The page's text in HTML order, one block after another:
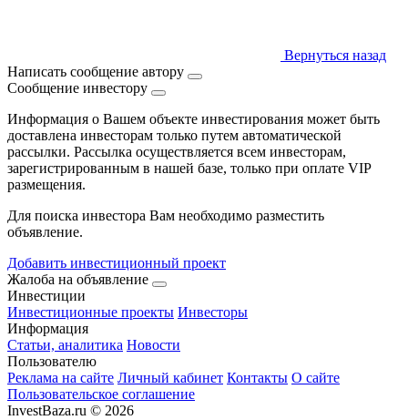
Вернуться назад
Написать сообщение автору
Сообщение инвестору
Информация о Вашем объекте инвестирования может быть
доставлена инвесторам только путем автоматической
рассылки. Рассылка осуществляется всем инвесторам,
зарегистрированным в нашей базе, только при оплате VIP
размещения.
Для поиска инвестора Вам необходимо разместить
объявление.
Добавить инвестиционный проект
Жалоба на объявление
Инвестиции
Инвестиционные проекты Инвесторы
Информация
Статьи, аналитика Новости
Пользователю
Реклама на сайте Личный кабинет Контакты О сайте
Пользовательское соглашение
InvestBaza.ru © 2026